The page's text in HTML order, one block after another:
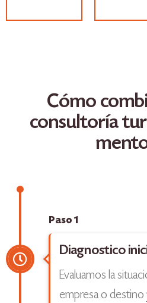
Cómo
consultoría
Paso 1
Diagnostico
Evaluamos la
empresa o